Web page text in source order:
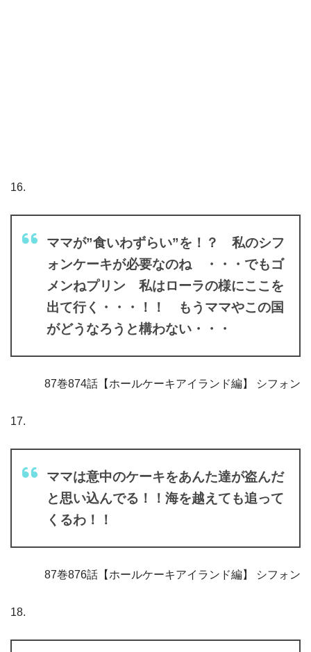
16.
ママが”食いわずらい”を！？ 私のシフ
ォンケーキが必要なのね ・・・でもゴ
メンねプリン 私はローラの様にここを
出て行く・・・！！ もうママやこの国
がどうなろうと構わない・・・
87巻874話【ホールケーキアイランド編】 シフォン
17.
ママは意中のケーキをあんた達が盗んだ
と思い込んでる！！海を越えても追って
くるわ！！
87巻876話【ホールケーキアイランド編】 シフォン
18.